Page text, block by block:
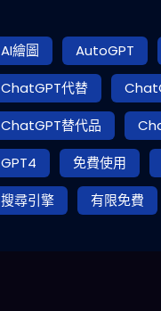
AI繪圖 AutoGPT
ChatGPT代替
ChatGPT替代品
GPT4
免費使用
搜尋引擎
有限免費